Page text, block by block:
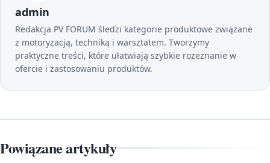
admin
Redakcja PV FORUM śledzi kategorie produktowe związane
z motoryzacją, techniką i warsztatem. Tworzymy
praktyczne treści, które ułatwiają szybkie rozeznanie w
ofercie i zastosowaniu produktów.
Powiązane artykuły